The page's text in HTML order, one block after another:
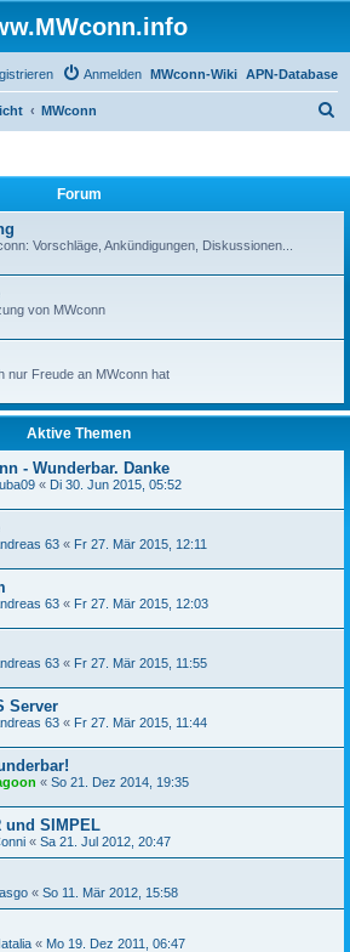
APN-Database
MWconn-Wiki
Anmelden
MWconn
Forum
Vorschläge, Ankündigungen, Diskussionen...
von MWconn
nur Freude an MWconn hat
Aktive Themen
- Wunderbar. Danke
« Di 30. Jun 2015, 05:52
63 « Fr 27. Mär 2015, 12:11
63 « Fr 27. Mär 2015, 12:03
63 « Fr 27. Mär 2015, 11:55
Server
63 « Fr 27. Mär 2015, 11:44
« So 21. Dez 2014, 19:35
und SIMPEL
« Sa 21. Jul 2012, 20:47
« So 11. Mär 2012, 15:58
« Mo 19. Dez 2011, 06:47